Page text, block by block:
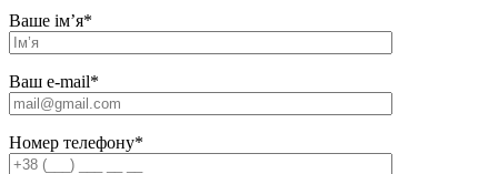
Ваше ім’я*
Ваш e-mail*
Номер телефону*